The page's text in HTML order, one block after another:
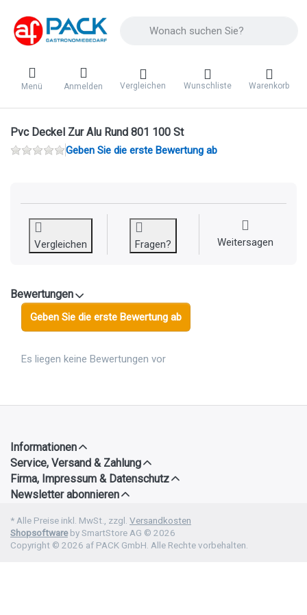
Menü Anmelden Vergleichen Wunschliste Warenkorb
Pvc Deckel Zur Alu Rund 801 100 St
Geben Sie die erste Bewertung ab
Vergleichen Fragen? Weitersagen
Bewertungen
Geben Sie die erste Bewertung ab
Es liegen keine Bewertungen vor
Informationen
Service, Versand & Zahlung
Firma, Impressum & Datenschutz
Newsletter abonnieren
* Alle Preise inkl. MwSt., zzgl. Versandkosten
Shopsoftwareby SmartStore AG © 2026
Copyright © 2026 af PACK GmbH. Alle Rechte vorbehalten.